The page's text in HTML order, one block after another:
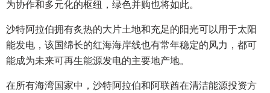
为协作和多元化的枢纽，绿色并购也将如此。
沙特阿拉伯拥有炙热的大片土地和充足的阳光可以用于太阳
能发电，该国绵长的红海海岸线也有常年稳定的风力，都可
能成为未来可再生能源发电的主要地产地。
在所有海湾国家中，沙特阿拉伯和阿联酋在清洁能源投资方